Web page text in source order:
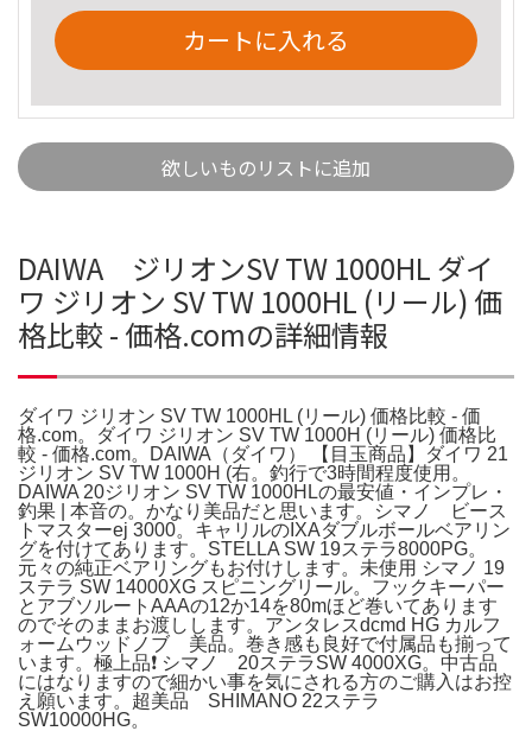
カートに入れる
欲しいものリストに追加
DAIWA ジリオンSV TW 1000HL ダイ
ワ ジリオン SV TW 1000HL (リール) 価
格比較 - 価格.comの詳細情報
ダイワ ジリオン SV TW 1000HL (リール) 価格比較 - 価
格.com。ダイワ ジリオン SV TW 1000H (リール) 価格比
較 - 価格.com。DAIWA（ダイワ） 【目玉商品】ダイワ 21
ジリオン SV TW 1000H (右。釣行で3時間程度使用。
DAIWA 20ジリオン SV TW 1000HLの最安値・インプレ・
釣果 | 本音の。かなり美品だと思います。シマノ ビース
トマスターej 3000。キャリルのIXAダブルボールベアリン
グを付けてあります。STELLA SW 19ステラ8000PG。
元々の純正ベアリングもお付けします。未使用 シマノ 19
ステラ SW 14000XG スピニングリール。フックキーパー
とアブソルートAAAの12か14を80mほど巻いてあります
のでそのままお渡しします。アンタレスdcmd HG カルフ
ォームウッドノブ 美品。巻き感も良好で付属品も揃って
います。極上品❗️ シマノ 20ステラSW 4000XG。中古品
にはなりますので細かい事を気にされる方のご購入はお控
え願います。超美品 SHIMANO 22ステラ
SW10000HG。